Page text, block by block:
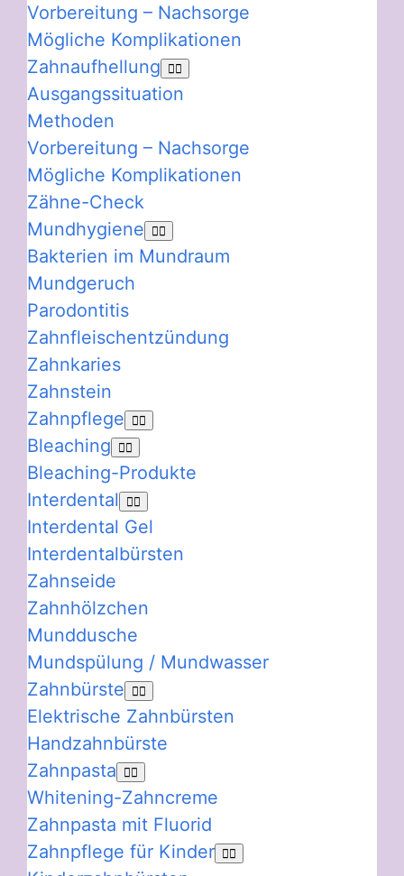
Vorbereitung – Nachsorge
Mögliche Komplikationen
Zahnaufhellung
Ausgangssituation
Methoden
Vorbereitung – Nachsorge
Mögliche Komplikationen
Zähne-Check
Mundhygiene
Bakterien im Mundraum
Mundgeruch
Parodontitis
Zahnfleischentzündung
Zahnkaries
Zahnstein
Zahnpflege
Bleaching
Bleaching-Produkte
Interdental
Interdental Gel
Interdentalbürsten
Zahnseide
Zahnhölzchen
Munddusche
Mundspülung / Mundwasser
Zahnbürste
Elektrische Zahnbürsten
Handzahnbürste
Zahnpasta
Whitening-Zahncreme
Zahnpasta mit Fluorid
Zahnpflege für Kinder